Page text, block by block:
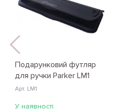
Подарунковий футляр
для ручки Parker LM1
Арт. LM1
У наявності